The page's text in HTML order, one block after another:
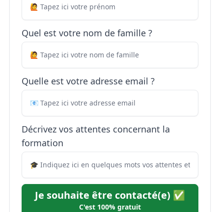
Quel est votre nom de famille ?
Quelle est votre adresse email ?
Décrivez vos attentes concernant la
formation
Je souhaite être contacté(e) ✅
C'est 100% gratuit